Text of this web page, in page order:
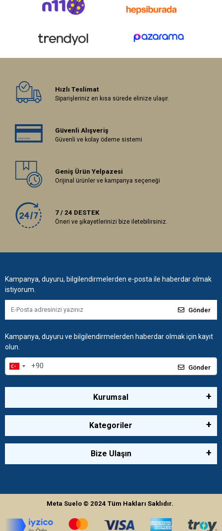
Hızlı Teslimat
Siparişleriniz en kısa sürede elinize ulaşır.
Güvenli Alışveriş
Güvenli ve kolay ödeme sistemi
Geniş Ürün Yelpazesi
Orijinal ürünler ve kampanya seçeneği
7 / 24 DESTEK
Öneri ve şikayetlerinizi bize iletebilirsiniz.
Kampanya, duyuru, bilgilendirmelerden e-posta ile haberdar olmak
istiyorum.
Gönder
Kampanya, duyuru ve bilgilendirmelerden haberdar olmak için kayıt
olun.
Gönder
Kurumsal
Kategoriler
Bize Ulaşın
Meta Suelo © 2024Tüm Hakları Saklıdır.